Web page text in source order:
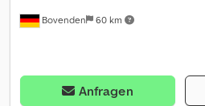
Bovenden 60 km
Anfragen